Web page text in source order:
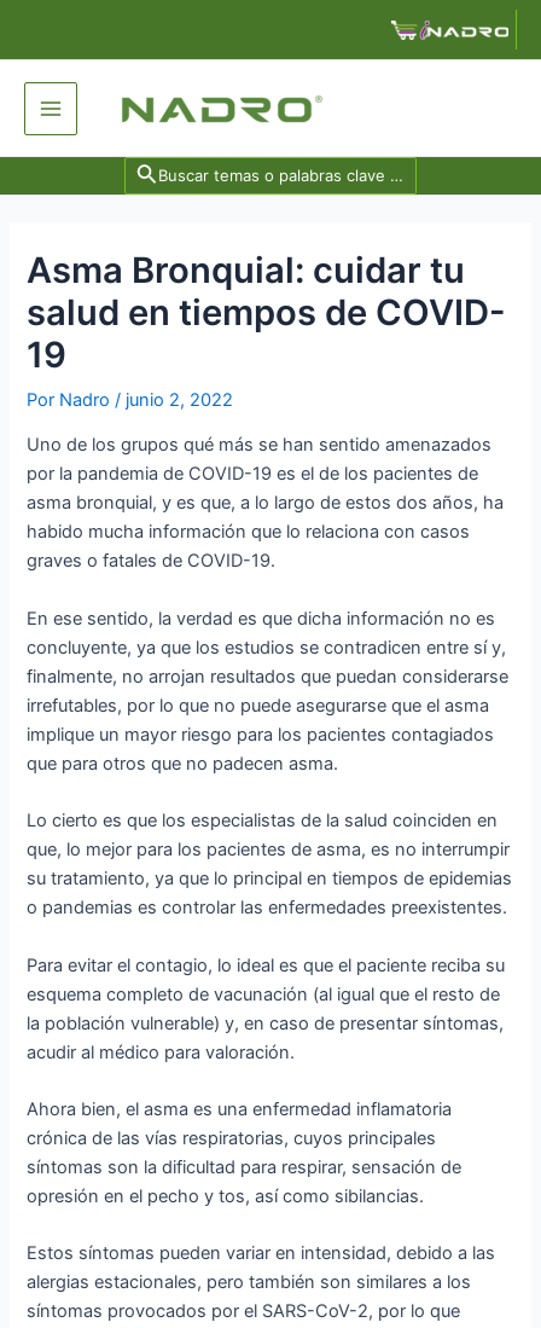
Main
Menu
Search
for:
Asma Bronquial: cuidar tu
salud en tiempos de COVID-
19
Por Nadro/ junio 2, 2022
Uno de los grupos qué más se han sentido amenazados
por la pandemia de COVID-19 es el de los pacientes de
asma bronquial, y es que, a lo largo de estos dos años, ha
habido mucha información que lo relaciona con casos
graves o fatales de COVID-19.
En ese sentido, la verdad es que dicha información no es
concluyente, ya que los estudios se contradicen entre sí y,
finalmente, no arrojan resultados que puedan considerarse
irrefutables, por lo que no puede asegurarse que el asma
implique un mayor riesgo para los pacientes contagiados
que para otros que no padecen asma.
Lo cierto es que los especialistas de la salud coinciden en
que, lo mejor para los pacientes de asma, es no interrumpir
su tratamiento, ya que lo principal en tiempos de epidemias
o pandemias es controlar las enfermedades preexistentes.
Para evitar el contagio, lo ideal es que el paciente reciba su
esquema completo de vacunación (al igual que el resto de
la población vulnerable) y, en caso de presentar síntomas,
acudir al médico para valoración.
Ahora bien, el asma es una enfermedad inflamatoria
crónica de las vías respiratorias, cuyos principales
síntomas son la dificultad para respirar, sensación de
opresión en el pecho y tos, así como sibilancias.
Estos síntomas pueden variar en intensidad, debido a las
alergias estacionales, pero también son similares a los
síntomas provocados por el SARS-CoV-2, por lo que